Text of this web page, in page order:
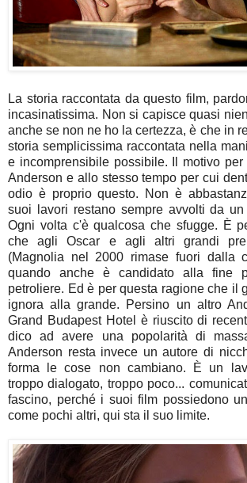
La storia raccontata da questo film,
incasinatissima. Non si capisce quasi
anche se non ne ho la certezza, è che in
storia semplicissima raccontata nella
e incomprensibile possibile. Il motivo
Anderson e allo stesso tempo per cui
odio è proprio questo. Non è
suoi lavori restano sempre avvolti da
Ogni volta c'è qualcosa che sfugge. È
che agli Oscar e agli altri grandi
(Magnolia nel 2000 rimase fuori dalla
quando anche è candidato alla fine
petroliere. Ed è per questa ragione che il
ignora alla grande. Persino un altro
Grand Budapest Hotel è riuscito di
dico ad avere una popolarità di
Anderson resta invece un autore di
forma le cose non cambiano. È un
troppo dialogato, troppo poco...
fascino, perché i suoi film possiedono
come pochi altri, qui sta il suo limite.